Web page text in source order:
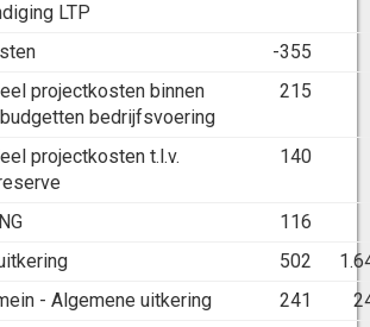
LTP
-355
projectkosten binnen
bedrijfsvoering
215
projectkosten t.l.v.
140
116
502
- Algemene uitkering
241